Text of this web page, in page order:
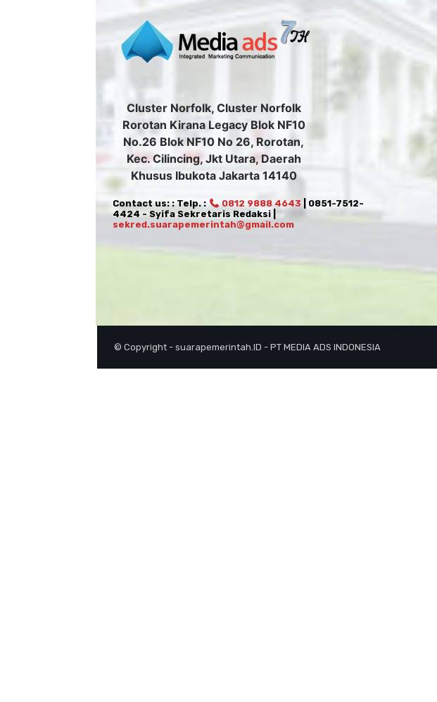
Cluster Norfolk, Cluster Norfolk
Rorotan Kirana Legacy Blok NF10
No.26 Blok NF10 No 26, Rorotan,
Kec. Cilincing, Jkt Utara, Daerah
Khusus Ibukota Jakarta 14140
Contact us: : Telp. : 0812 9888 4643 | 0851-7512-
4424 - Syifa Sekretaris Redaksi |
sekred.suarapemerintah@gmail.com
© Copyright - suarapemerintah.ID - PT MEDIA ADS INDONESIA